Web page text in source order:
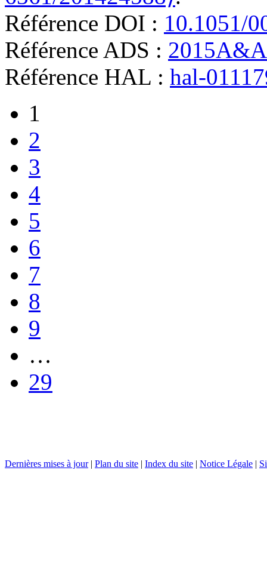
Référence DOI : 10.1051/
Référence ADS :
Référence HAL : hal-
1
2
3
4
5
6
7
8
9
…
29
Dernières mises à jour| Plan du site | Index du site | Notice Légale |